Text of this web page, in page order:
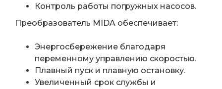
Контроль работы погружных насосов.
Преобразователь MIDA обеспечивает:
Энергосбережение благодаря
переменному управлению скоростью.
Плавный пуск и плавную остановку.
Увеличенный срок службы и